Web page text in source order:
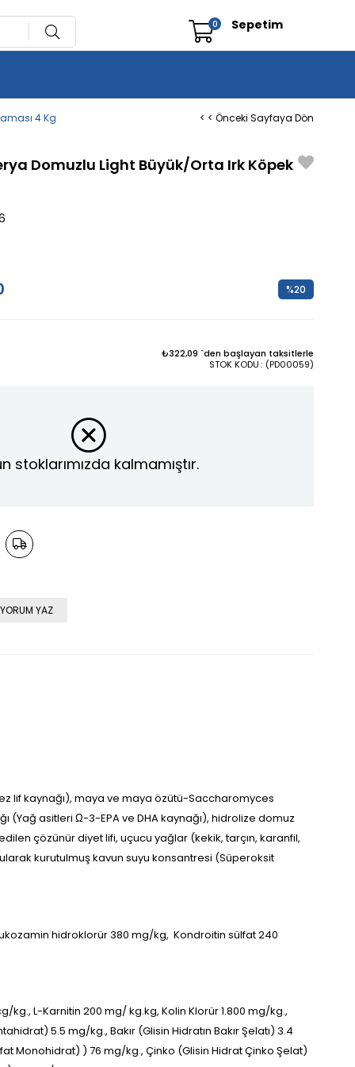
Sepetim
0
4 Kg < < Önceki Sayfaya Dön
Domuzlu Light Büyük/Orta Irk Köpek
%20
₺322,09 `den başlayan taksitlerle
(PD00059)
STOK KODU
stoklarımızda kalmamıştır.
YORUM YAZ
lif kaynağı), maya ve maya özütü-Saccharomyces
(Yağ asitleri Ω-3-EPA ve DHA kaynağı), hidrolize domuz
çözünür diyet lifi, uçucu yağlar (kekik, tarçın, karanfil,
kurutulmuş kavun suyu konsantresi (Süperoksit
hidroklorür 380 mg/kg, Kondroitin sülfat 240
kg., L-Karnitin 200 mg/ kg.kg, Kolin Klorür 1.800 mg/kg.,
5.5 mg/kg., Bakır (Glisin Hidratın Bakır Şelatı) 3.4
Monohidrat) ) 76 mg/kg., Çinko (Glisin Hidrat Çinko Şelat)